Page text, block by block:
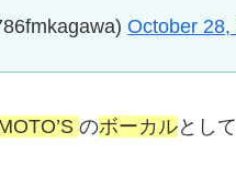
October 28,
のボーカルとして